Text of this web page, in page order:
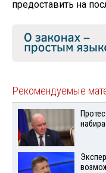
предоставить на
Рекомендуемые